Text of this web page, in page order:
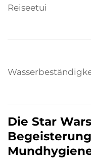
Reiseetui
Die Star